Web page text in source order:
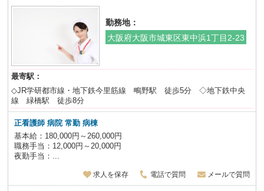
勤務地：
大阪府大阪市城東区東中浜1丁目2-23
最寄駅：
◇JR学研都市線・地下鉄今里筋線 鴫野駅 徒歩5分 ◇地下鉄中央
線 緑橋駅 徒歩8分
正看護師 病院 常勤 病棟
基本給：180,000円～260,000円
職務手当：12,000円～20,000円
夜勤手当：...
求人を保存 電話で質問 メールで質問